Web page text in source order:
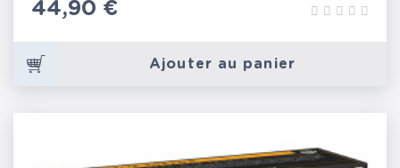
Prix
44,90 €
Ajouter au panier